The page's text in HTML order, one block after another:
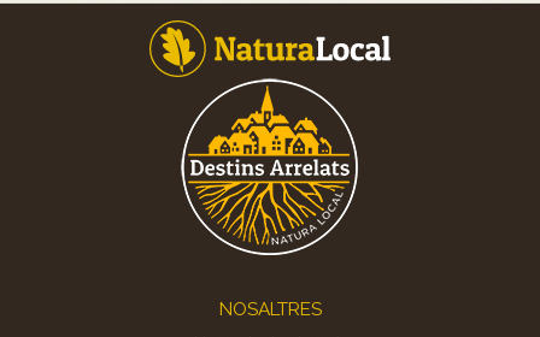
NOSALTRES